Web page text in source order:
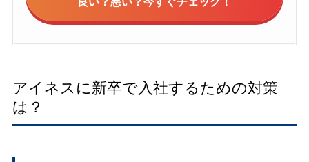
アイネスに新卒で入社するための対策
は？